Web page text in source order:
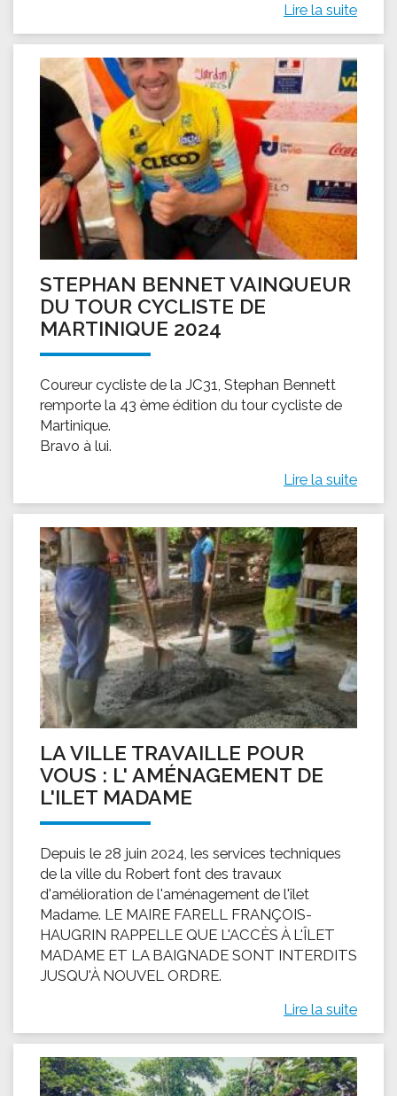
Lire la suite
STEPHAN BENNET VAINQUEUR
DU TOUR CYCLISTE DE
MARTINIQUE 2024
Coureur cycliste de la JC31, Stephan Bennett
remporte la 43 ème édition du tour cycliste de
Martinique.
Bravo à lui.
Lire la suite
LA VILLE TRAVAILLE POUR
VOUS : L' AMÉNAGEMENT DE
L'ILET MADAME
Depuis le 28 juin 2024, les services techniques
de la ville du Robert font des travaux
d'amélioration de l'aménagement de l'îlet
Madame. LE MAIRE FARELL FRANÇOIS-
HAUGRIN RAPPELLE QUE L'ACCÈS À L'ÎLET
MADAME ET LA BAIGNADE SONT INTERDITS
JUSQU'À NOUVEL ORDRE.
Lire la suite